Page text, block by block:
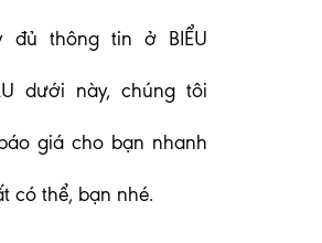
đủ thông tin ở BIỂU
dưới này, chúng tôi
giá cho bạn nhanh
có thể, bạn nhé.